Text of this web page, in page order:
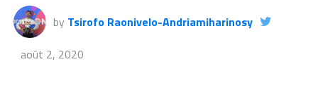
by Tsirofo Raonivelo-Andriamiharinosy
août 2, 2020